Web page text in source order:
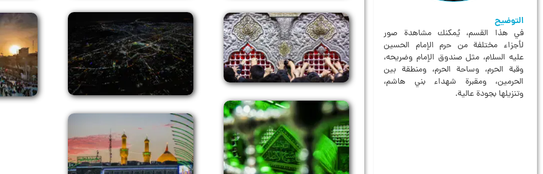
التوضيح
في هذا القسم، يُمكنك مشاهدة صور
لأجزاء مختلفة من حرم الإمام الحسين
عليه السلام، مثل صندوق الإمام وضريحه،
وقبة الحرم، وساحة الحرم، ومنطقة بين
الحرمين، ومقبرة شهداء بني هاشم،
وتنزيلها بجودة عالية.